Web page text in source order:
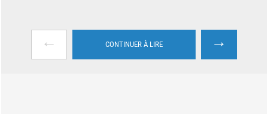
← CONTINUER À LIRE →